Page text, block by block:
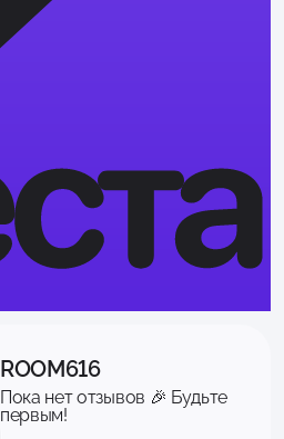
ROOM616
Пока нет отзывов 🎉 Будьте
первым!